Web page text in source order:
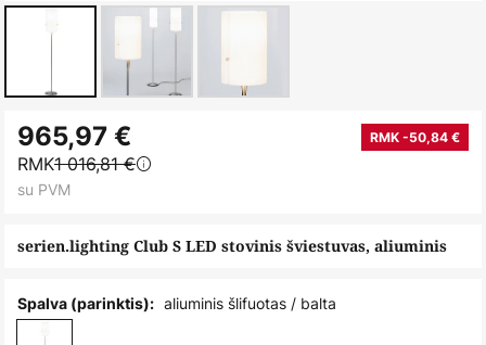
to
the
beginning
the
gallery
serien.lighting Club S LED stovinis šviestuvas, aliuminis
965,97 € RMK -50,84 €
RMK1 016,81 €
su PVM
Spalva (parinktis): aliuminis šlifuotas / balta